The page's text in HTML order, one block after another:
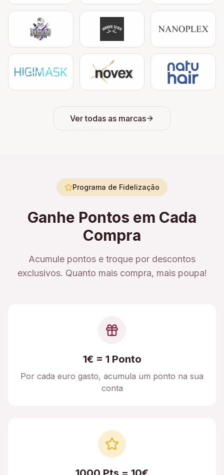
Ver todas as marcas
Programa de Fidelização
Ganhe Pontos em Cada
Compra
Acumule pontos e troque por descontos
exclusivos. Quanto mais compra, mais poupa!
1€ = 1 Ponto
Por cada euro gasto, acumula um ponto na sua
conta